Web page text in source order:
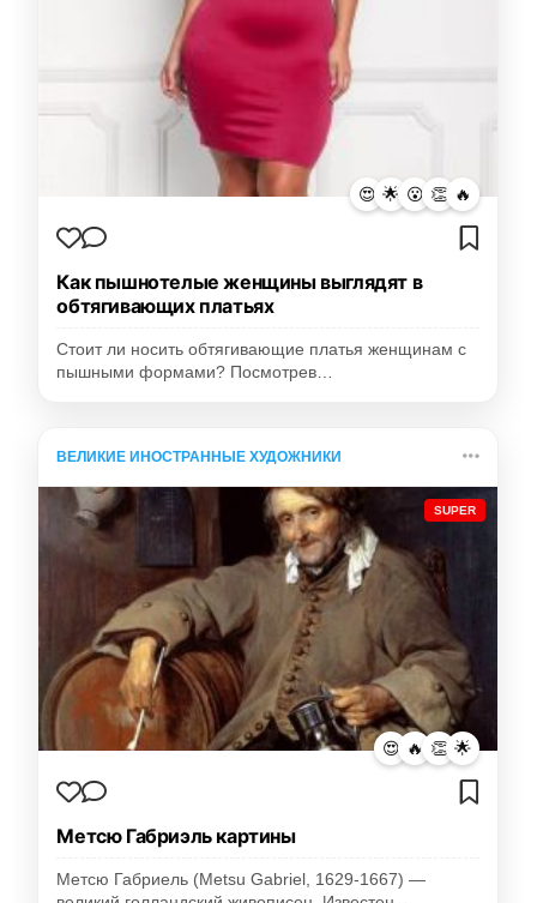
😍 🌟 😮 👏 🔥
Как пышнотелые женщины выглядят в
обтягивающих платьях
Стоит ли носить обтягивающие платья женщинам с
пышными формами? Посмотрев…
ВЕЛИКИЕ ИНОСТРАННЫЕ ХУДОЖНИКИ
SUPER
😍 🔥 👏 🌟
Метсю Габриэль картины
Метсю Габриель (Metsu Gabriel, 1629-1667) —